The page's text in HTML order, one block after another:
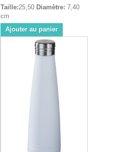
Taille:25,50 Diamètre: 7,40
cm
Ajouter au panier